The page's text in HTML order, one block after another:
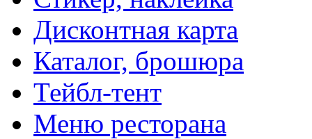
Дисконтная карта
Каталог, брошюра
Тейбл-тент
Меню ресторана